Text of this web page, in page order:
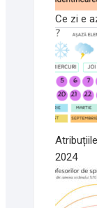
Ce zi e
2024